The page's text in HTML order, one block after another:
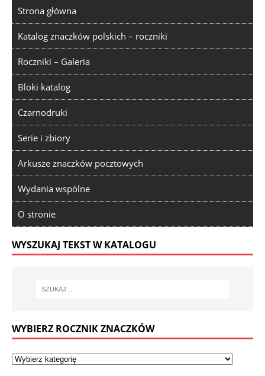
Strona główna
Katalog znaczków polskich – roczniki
Roczniki – Galeria
Bloki katalog
Czarnodruki
Serie i zbiory
Arkusze znaczków pocztowych
Wydania wspólne
O stronie
WYSZUKAJ TEKST W KATALOGU
WYBIERZ ROCZNIK ZNACZKÓW